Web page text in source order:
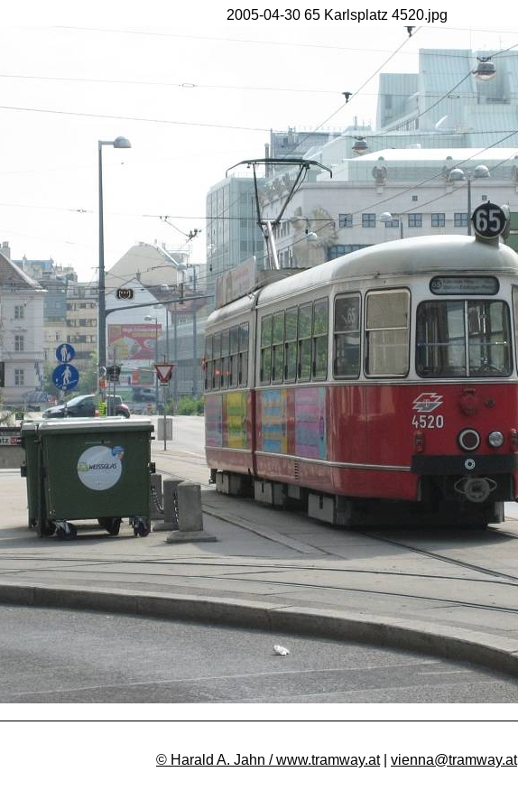
2005-04-30 65 Karlsplatz 4520.jpg
© Harald A. Jahn / www.tramway.at| vienna@tramway.at